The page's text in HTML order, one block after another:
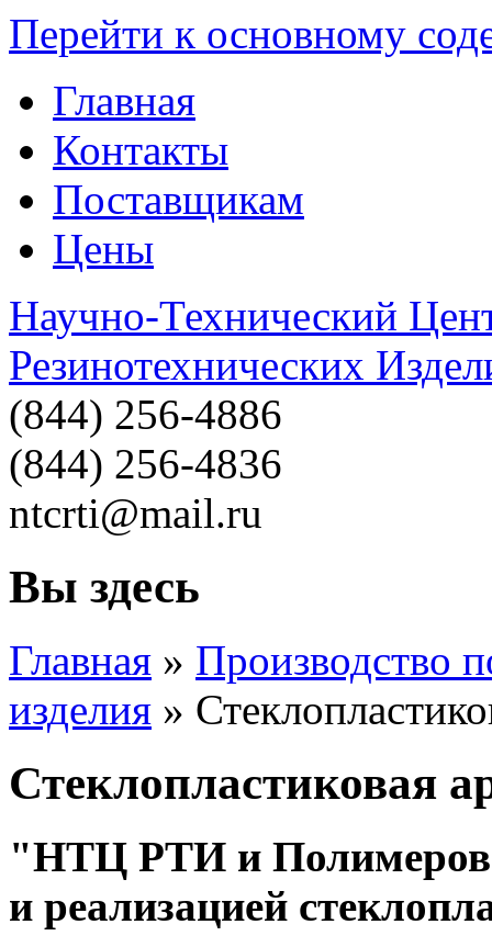
Перейти к основному
Главная
Контакты
Поставщикам
Цены
Научно-Технический
Резинотехнических
(844) 256-4886
(844) 256-4836
ntcrti@mail.ru
Вы здесь
Главная » Производство
изделия »
Стеклопластиковая
"НТЦ РТИ и Полимеров"
и реализацией